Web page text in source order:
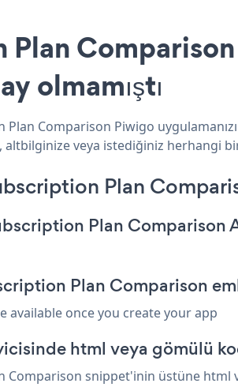
olmamıştı
Comparison Piwigo
altbilginize veya istediğiniz herhangi
Plan
Plan Comparison
Plan Comparison
available once you create your app
html veya gömülü
Comparison snippet'inin üstüne html